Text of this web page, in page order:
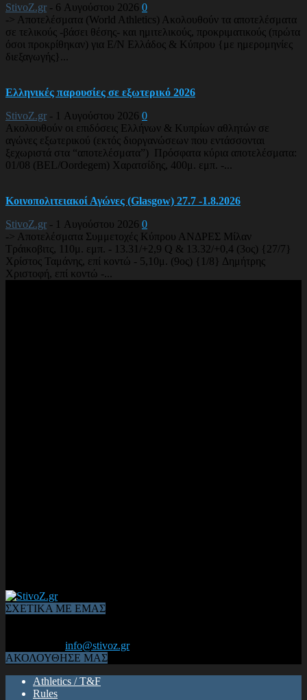
StivoZ.gr - 6 Αυγούστου 2026 0
-> Αποτελέσματα (World Athletics) Ακολουθούν τα αποτελέσματα
σε τελικούς -βάσει θέσης- και ημιτελικούς, προκριματικούς (πρώτα
όσοι προκρίθηκαν) για Ε/Ν Ελλάδος & Κύπρου {με ημερομηνίες
διεξαγωγής}...
Ελληνικές παρουσίες σε εξωτερικό 2026
StivoZ.gr - 1 Αυγούστου 2026 0
Ακολουθούν οι επιδόσεις Ελλήνων & Κυπρίων αθλητών σε
αγώνες εξωτερικού (εκτός διοργανώσεων που εντάσσονται
ξεχωριστά στα “αποτελέσματα”) Πρόσφατα κύρια αποτελέσματα:
01/08 (BEL/Oordegem) Χαρατσίδης, 400μ. εμπ. -...
Κοινοπολιτειακοί Αγώνες (Glasgow) 27.7 -1.8.2026
StivoZ.gr - 1 Αυγούστου 2026 0
-> Αποτελέσματα Συμμετοχές Κύπρου ΑΝΔΡΕΣ Μίλαν
Τράικοβιτς, 110μ. εμπ. - 13.31/+2,9 Q & 13.32/+0,4 (3ος) {27/7}
Χρίστος Ταμάνης, επί κοντώ - 5,10μ. (9ος) {1/8} Δημήτρης
Χριστοφή, επί κοντώ -...
ΣΧΕΤΙΚΑ ΜΕ ΕΜΑΣ
info@stivoz.gr
ΑΚΟΛΟΥΘΗΣΕ ΜΑΣ
Athletics / T&F
Rules